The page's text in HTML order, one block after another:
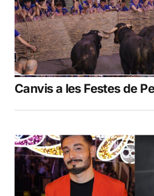
Canvis a les Festes de